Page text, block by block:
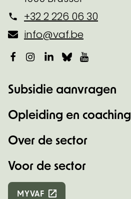
+32 2 226 06 30
info@vaf.be
Facebook
Instagram
LinkedIn
Bluesky
Subsidie aanvragen
Opleiding en coaching
Over de sector
Voor de sector
MYVAF